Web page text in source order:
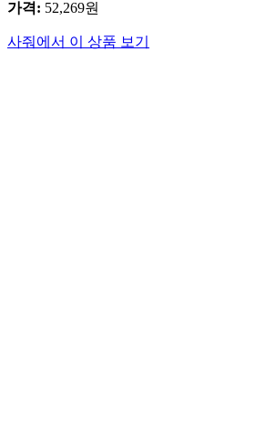
가격: 52,269원
사줘에서 이 상품 보기